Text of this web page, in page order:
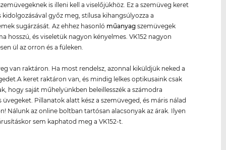
is illeni kell a viselőjükhöz. Ez a szemüveg keret
kidolgozásával győz meg, stílusa kihangsúlyozza a
sugárzását. Az ehhez hasonló műanyag szemüvegek
hosszú, és viseletük nagyon kényelmes. VK152 nagyon
ül az orron és a füleken.
van raktáron. Ha most rendelsz, azonnal kiküldjük neked a
keret raktáron van, és mindig lelkes optikusaink csak
hogy saját műhelyünkben beleillesszék a számodra
üvegeket. Pillanatok alatt kész a szemüveged, és máris nálad
Nálunk az online boltban tartósan alacsonyak az árak. Ilyen
sem kaphatod meg a VK152-t.